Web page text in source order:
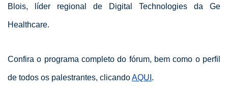
Blois, líder regional de Digital Technologies da Ge
Healthcare.
Confira o programa completo do fórum, bem como o perfil
de todos os palestrantes, clicandoAQUI .